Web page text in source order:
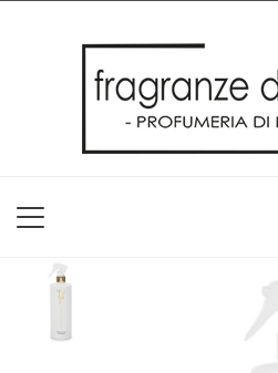
Utilizziamo i cookie per offrirti la
sul nostro sito web. Cliccando su
politica sui cookie. Se desideri
cookie, puoi farlo